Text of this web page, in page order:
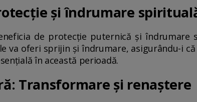
și îndrumare
de protecție puternică și
va oferi sprijin și îndrumare, asigurându-i
în această perioadă.
Transformare și renaștere